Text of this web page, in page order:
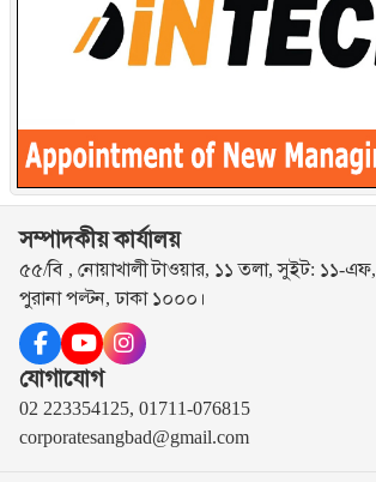
সম্পাদকীয় কার্যালয়
৫৫/বি , নোয়াখালী টাওয়ার, ১১ তলা, সুইট: ১১-এফ,
পুরানা পল্টন, ঢাকা ১০০০।
যোগাযোগ
02 223354125, 01711-076815
corporatesangbad@gmail.com